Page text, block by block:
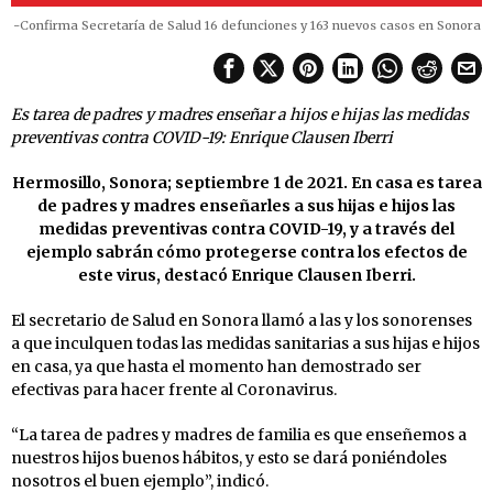
-Confirma Secretaría de Salud 16 defunciones y 163 nuevos casos en Sonora
Es tarea de padres y madres enseñar a hijos e hijas las medidas
preventivas contra COVID-19: Enrique Clausen Iberri
Hermosillo, Sonora; septiembre 1 de 2021. En casa es tarea
de padres y madres enseñarles a sus hijas e hijos las
medidas preventivas contra COVID-19, y a través del
ejemplo sabrán cómo protegerse contra los efectos de
este virus, destacó Enrique Clausen Iberri.
El secretario de Salud en Sonora llamó a las y los sonorenses
a que inculquen todas las medidas sanitarias a sus hijas e hijos
en casa, ya que hasta el momento han demostrado ser
efectivas para hacer frente al Coronavirus.
“La tarea de padres y madres de familia es que enseñemos a
nuestros hijos buenos hábitos, y esto se dará poniéndoles
nosotros el buen ejemplo”, indicó.